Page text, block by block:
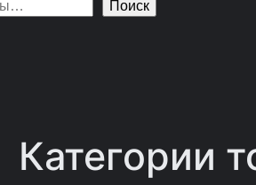
Поиск
Категории